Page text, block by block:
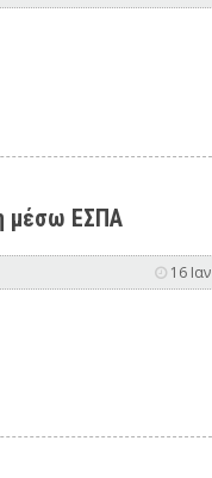
μέσω ΕΣΠΑ
16